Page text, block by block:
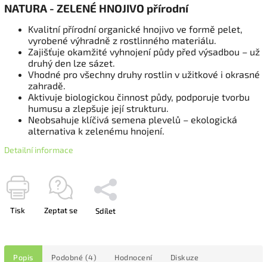
NATURA - ZELENÉ HNOJIVO přírodní
Kvalitní přírodní organické hnojivo ve formě pelet,
vyrobené výhradně z rostlinného materiálu.
Zajišťuje okamžité vyhnojení půdy před výsadbou – už
druhý den lze sázet.
Vhodné pro všechny druhy rostlin v užitkové i okrasné
zahradě.
Aktivuje biologickou činnost půdy, podporuje tvorbu
humusu a zlepšuje její strukturu.
Neobsahuje klíčivá semena plevelů – ekologická
alternativa k zelenému hnojení.
Detailní informace
Tisk Zeptat se Sdílet
Popis Podobné (4) Hodnocení Diskuze